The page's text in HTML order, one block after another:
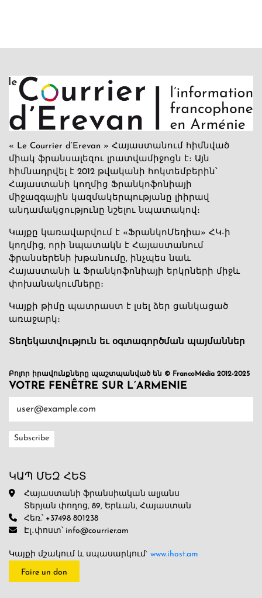
« Le Courrier d’Erevan » Հայաստանում հիմնված
միակ ֆրանսալեզու լրատվամիջոցն է։ Այն
հիմնադրվել է 2012 թվականի հոկտեմբերին՝
Հայաստանի կողմից Ֆրանկոֆոնիայի
միջազգային կազմակերպությանը լիիրավ
անդամակցությունը նշելու նպատակով։
Կայքը կառավարվում է «ՖրանկոՄեդիա» ՀԿ-ի
կողմից, որի նպատակն է Հայաստանում
ֆրանսերենի խթանումը, ինչպես նաև
Հայաստանի և Ֆրանկոֆոնիայի երկրների միջև
փոխանակումները։
Կայքի թիմը պատրաստ է լսել ձեր ցանկացած
առաջարկ։
Տեղեկատվություն եւ օգտագործման պայմաններ
Բոլոր իրավունքները պաշտպանված են © FrancoMédia 2012-2025
VOTRE FENÊTRE SUR L’ARMENIE
ԿԱՊ ՄԵԶ ՀԵՏ
Հայաստանի ֆրանսիական ալյանս
Տերյան փողոց, 89, Երևան, Հայաստան
Հեռ.՝ +37498 801238
Էլ․փոստ՝ info@courrier.am
Կայքի մշակում և սպասարկում` www.ihost.am
Faire un don